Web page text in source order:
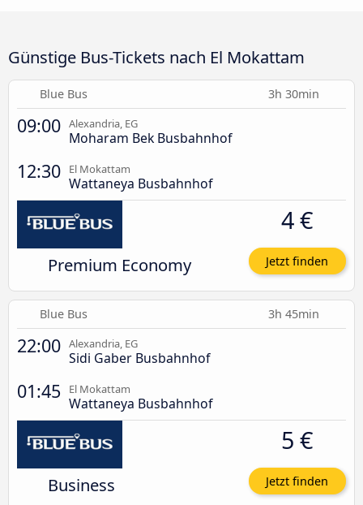
Günstige Bus-Tickets nach El Mokattam
Blue Bus 3h 30min
09:00 Alexandria, EG
Moharam Bek Busbahnhof
12:30 El Mokattam
Wattaneya Busbahnhof
Premium Economy
4 €
Jetzt finden
Blue Bus 3h 45min
22:00 Alexandria, EG
Sidi Gaber Busbahnhof
01:45 El Mokattam
Wattaneya Busbahnhof
Business
5 €
Jetzt finden